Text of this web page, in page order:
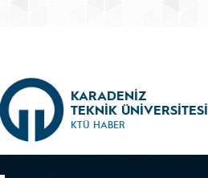
KARADENİZ
TEKNİK ÜNİVERSİTESİ
KTÜ HABER